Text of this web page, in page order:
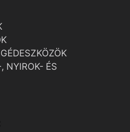
NYIROK- ÉS